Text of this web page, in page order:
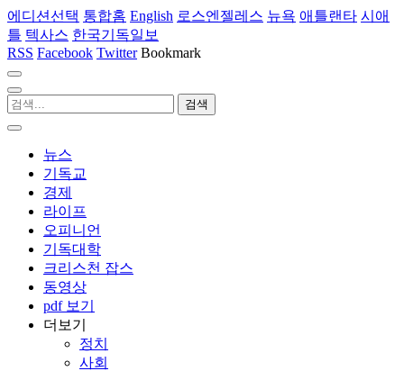
에디션선택 통합홈 English 로스엔젤레스 뉴욕 애틀랜타 시애
틀 텍사스 한국기독일보
RSS Facebook Twitter Bookmark
뉴스
기독교
경제
라이프
오피니언
기독대학
크리스천 잡스
동영상
pdf 보기
더보기
정치
사회